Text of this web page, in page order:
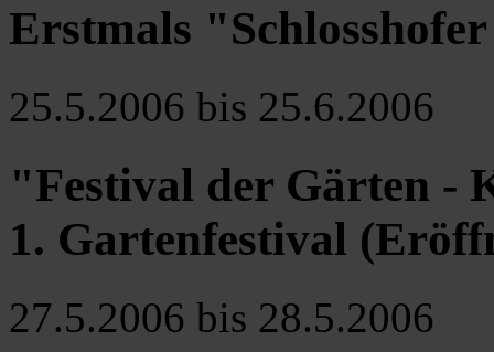
Erstmals
25.5.2006 bis 25.6.2006
"Festival der Gärten -
1. Gartenfestival
27.5.2006 bis 28.5.2006